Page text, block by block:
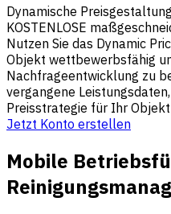
Dynamische
KOSTENLOSE
Nutzen Sie das Dynamic
Objekt wettbewerbsfähig
Nachfrageentwicklung zu
vergangene
Preisstrategie für Ihr
Jetzt Konto erstellen
Mobile